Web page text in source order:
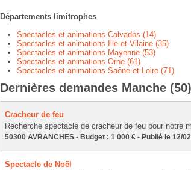
Départements limitrophes
Spectacles et animations Calvados (14)
Spectacles et animations Ille-et-Vilaine (35)
Spectacles et animations Mayenne (53)
Spectacles et animations Orne (61)
Spectacles et animations Saône-et-Loire (71)
Dernières demandes Manche (50)
Cracheur de feu
Recherche spectacle de cracheur de feu pour notre
50300 AVRANCHES - Budget : 1 000 € - Publié le 12/
Spectacle de Noël